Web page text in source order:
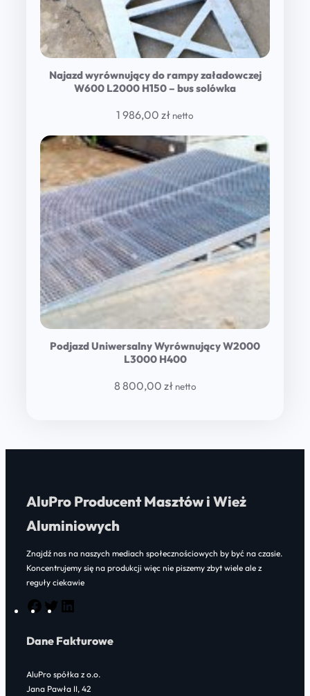
Najazd wyrównujący do rampy załadowczej
W600 L2000 H150 – bus solówka
1 986,00 zł netto
Podjazd Uniwersalny Wyrównujący W2000
L3000 H400
8 800,00 zł netto
AluPro Producent Masztów i Wież
Aluminiowych
Znajdź nas na naszych mediach społecznościowych by być na czasie.
Koncentrujemy się na produkcji więc nie piszemy zbyt wiele ale z
reguły ciekawie
F
c
b
T
i
t
n
e
Dane Fakturowe
AluPro spółka z o.o.
Jana Pawła II, 42